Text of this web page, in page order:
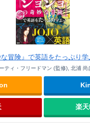
な冒険』で英語をたっぷり学
ティ・フリードマン (監修), 北浦 尚
楽